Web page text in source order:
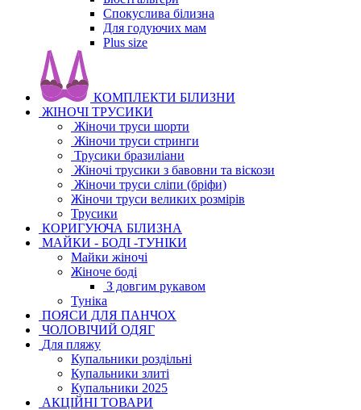
Спокуслива білизна
Для годуючих мам
Plus size
КОМПЛЕКТИ БІЛИЗНИ
ЖІНОЧІ ТРУСИКИ
Жіночи труси шорти
Жіночи труси стринги
Трусики бразиліани
Жіночі трусики з бавовни та віскози
Жіночи труси сліпи (бріфи)
Жіночи труси великих розмірів
Трусики
КОРИГУЮЧА БІЛИЗНА
МАЙКИ - БОДІ -ТУНІКИ
Майки жіночі
Жіноче боді
З довгим рукавом
Туніка
ПОЯСИ ДЛЯ ПАНЧОХ
ЧОЛОВІЧИЙ ОДЯГ
Для пляжу
Купальники роздільні
Купальники злиті
Купальники 2025
АКЦІЙНІ ТОВАРИ